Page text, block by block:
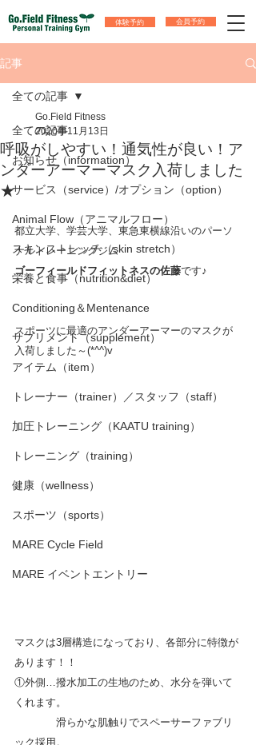
体験予約 会員予約
記事
全ての記事
お知らせ（information）
サービス（service）/オプション（option）
Animal Flow（アニマルフロー）
スキンストレッチ（skin stretch）
栄養と食事（nutrition&diet）
Conditioning＆Mentenance
サプリメント（supplement）
アイテム（item）
トレーナー（trainer）／スタッフ（staff）
加圧トレーニング（KAATU training）
トレーニング（training）
健康（wellness）
スポーツ（sports）
MARE Cycle Field
MARE イベントエントリー
全ての記事
呼吸がしやすい！通気性が良い！ア
ンダーアーマーマスク入荷しました
★
Go.Field Fitness
2020年11月13日
都立大学、学芸大学、東急東横線沿いのパーソ
ナルトレーニングジム
ゴーフィールドフィットネスの佐藤です♪
スポーツに最適のアンダーアーマーのマスクが
入荷しました～(*^^)v
マスクは3層構造になっており、各部分に特徴が
あります！！
①外側…撥水加工の生地のため、水分を弾いて
くれます。
滑らかな肌触りでスペーサーファブリ
ック採用。